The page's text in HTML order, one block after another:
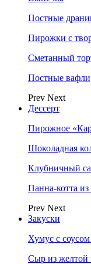
Постные
Пирожки с
Сметанный
Постные вафли
Prev Next
Дессерт
Пирожное
Шоколадная
Клубничный
Панна-котта
Prev Next
Закуски
Хумус с соусом
Сыр из желтой